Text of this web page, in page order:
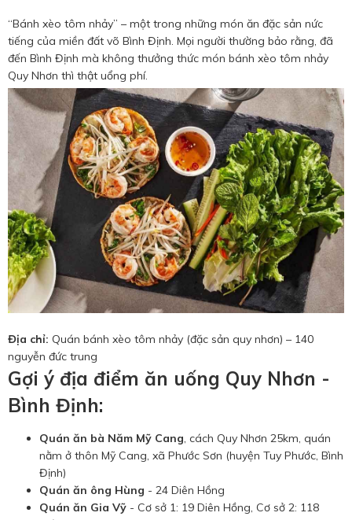
“Bánh xèo tôm nhảy” – một trong những món ăn đặc sản nức
tiếng của miền đất võ Bình Định. Mọi người thường bảo rằng, đã
đến Bình Định mà không thưởng thức món bánh xèo tôm nhảy
Quy Nhơn thì thật uổng phí.
Địa chỉ: Quán bánh xèo tôm nhảy (đặc sản quy nhơn) – 140
nguyễn đức trung
Gợi ý địa điểm ăn uống Quy Nhơn -
Bình Định:
Quán ăn bà Năm Mỹ Cang , cách Quy Nhơn 25km, quán
nằm ở thôn Mỹ Cang, xã Phước Sơn (huyện Tuy Phước, Bình
Định)
Quán ăn ông Hùng - 24 Diên Hồng
Quán ăn Gia Vỹ - Cơ sở 1: 19 Diên Hồng, Cơ sở 2: 118